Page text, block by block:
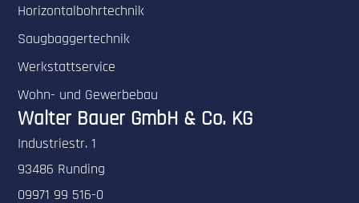
Horizontalbohrtechnik
Saugbaggertechnik
Werkstattservice
Wohn- und Gewerbebau
Walter Bauer GmbH & Co. KG
Industriestr. 1
93486 Runding
09971 99 516-0